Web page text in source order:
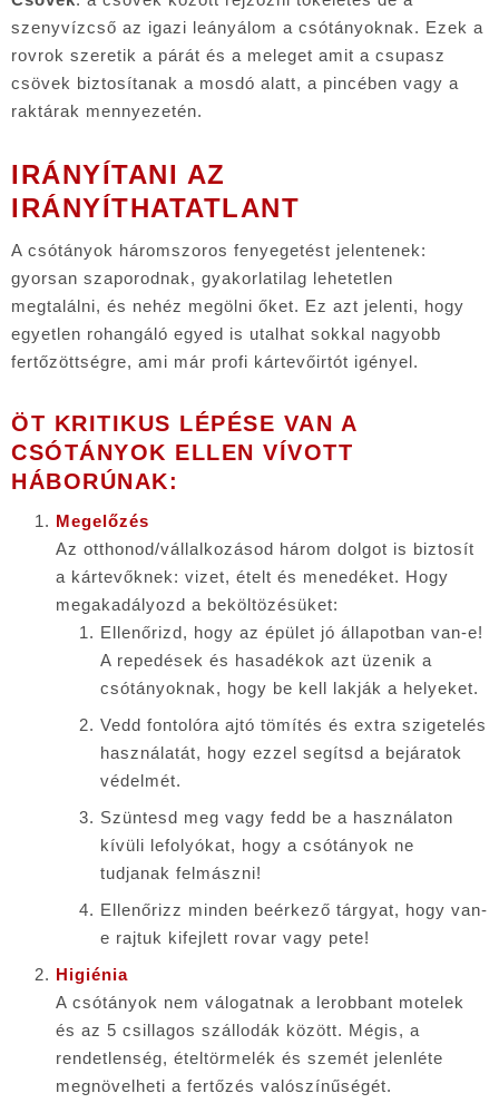
szenyvízcső az igazi leányálom a csótányoknak. Ezek a
rovrok szeretik a párát és a meleget amit a csupasz
csövek biztosítanak a mosdó alatt, a pincében vagy a
raktárak mennyezetén.
IRÁNYÍTANI AZ
IRÁNYÍTHATATLANT
A csótányok háromszoros fenyegetést jelentenek:
gyorsan szaporodnak, gyakorlatilag lehetetlen
megtalálni, és nehéz megölni őket. Ez azt jelenti, hogy
egyetlen rohangáló egyed is utalhat sokkal nagyobb
fertőzöttségre, ami már profi kártevőirtót igényel.
ÖT KRITIKUS LÉPÉSE VAN A
CSÓTÁNYOK ELLEN VÍVOTT
HÁBORÚNAK:
Megelőzés
Az otthonod/vállalkozásod három dolgot is biztosít
a kártevőknek: vizet, ételt és menedéket. Hogy
megakadályozd a beköltözésüket:
Ellenőrizd, hogy az épület jó állapotban van-e!
A repedések és hasadékok azt üzenik a
csótányoknak, hogy be kell lakják a helyeket.
Vedd fontolóra ajtó tömítés és extra szigetelés
használatát, hogy ezzel segítsd a bejáratok
védelmét.
Szüntesd meg vagy fedd be a használaton
kívüli lefolyókat, hogy a csótányok ne
tudjanak felmászni!
Ellenőrizz minden beérkező tárgyat, hogy van-
e rajtuk kifejlett rovar vagy pete!
Higiénia
A csótányok nem válogatnak a lerobbant motelek
és az 5 csillagos szállodák között. Mégis, a
rendetlenség, ételtörmelék és szemét jelenléte
megnövelheti a fertőzés valószínűségét.